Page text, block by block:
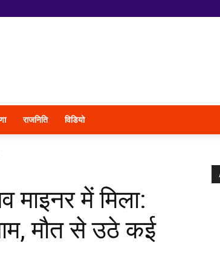
राजनिति विडियो
माइनर में मिला:
मौत से उठे कई